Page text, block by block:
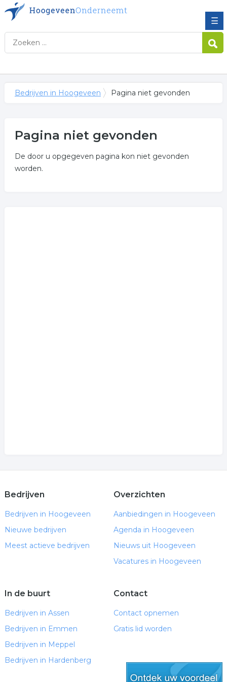
☰
Bedrijven in Hoogeveen Pagina niet gevonden
Pagina niet gevonden
De door u opgegeven pagina kon niet gevonden
worden.
Bedrijven
Bedrijven in Hoogeveen
Nieuwe bedrijven
Meest actieve bedrijven
Overzichten
Aanbiedingen in Hoogeveen
Agenda in Hoogeveen
Nieuws uit Hoogeveen
Vacatures in Hoogeveen
In de buurt
Bedrijven in Assen
Bedrijven in Emmen
Bedrijven in Meppel
Bedrijven in Hardenberg
Contact
Contact opnemen
Gratis lid worden